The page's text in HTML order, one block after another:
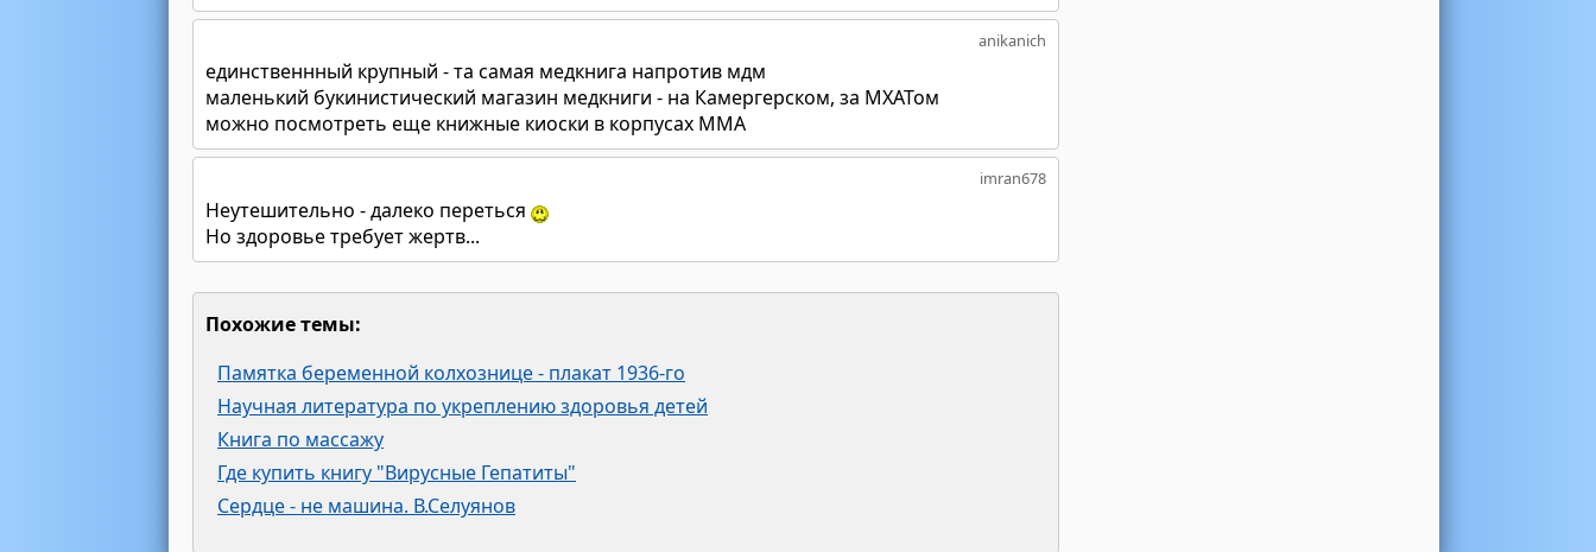
anikanich
единственнный крупный - та самая медкнига напротив мдм
маленький букинистический магазин медкниги - на Камергерском, за МХАТом
можно посмотреть еще книжные киоски в корпусах ММА
imran678
Неутешительно - далеко переться
Но здоровье требует жертв...
Похожие темы:
Памятка беременной колхознице - плакат 1936-го
Научная литература по укреплению здоровья детей
Книга по массажу
Где купить книгу "Вирусные Гепатиты"
Сердце - не машина. В.Селуянов